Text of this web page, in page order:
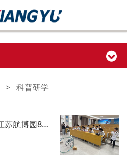
> 科普研学
逐梦苍穹，启航新程——江苏航博园8月研学活动集锦